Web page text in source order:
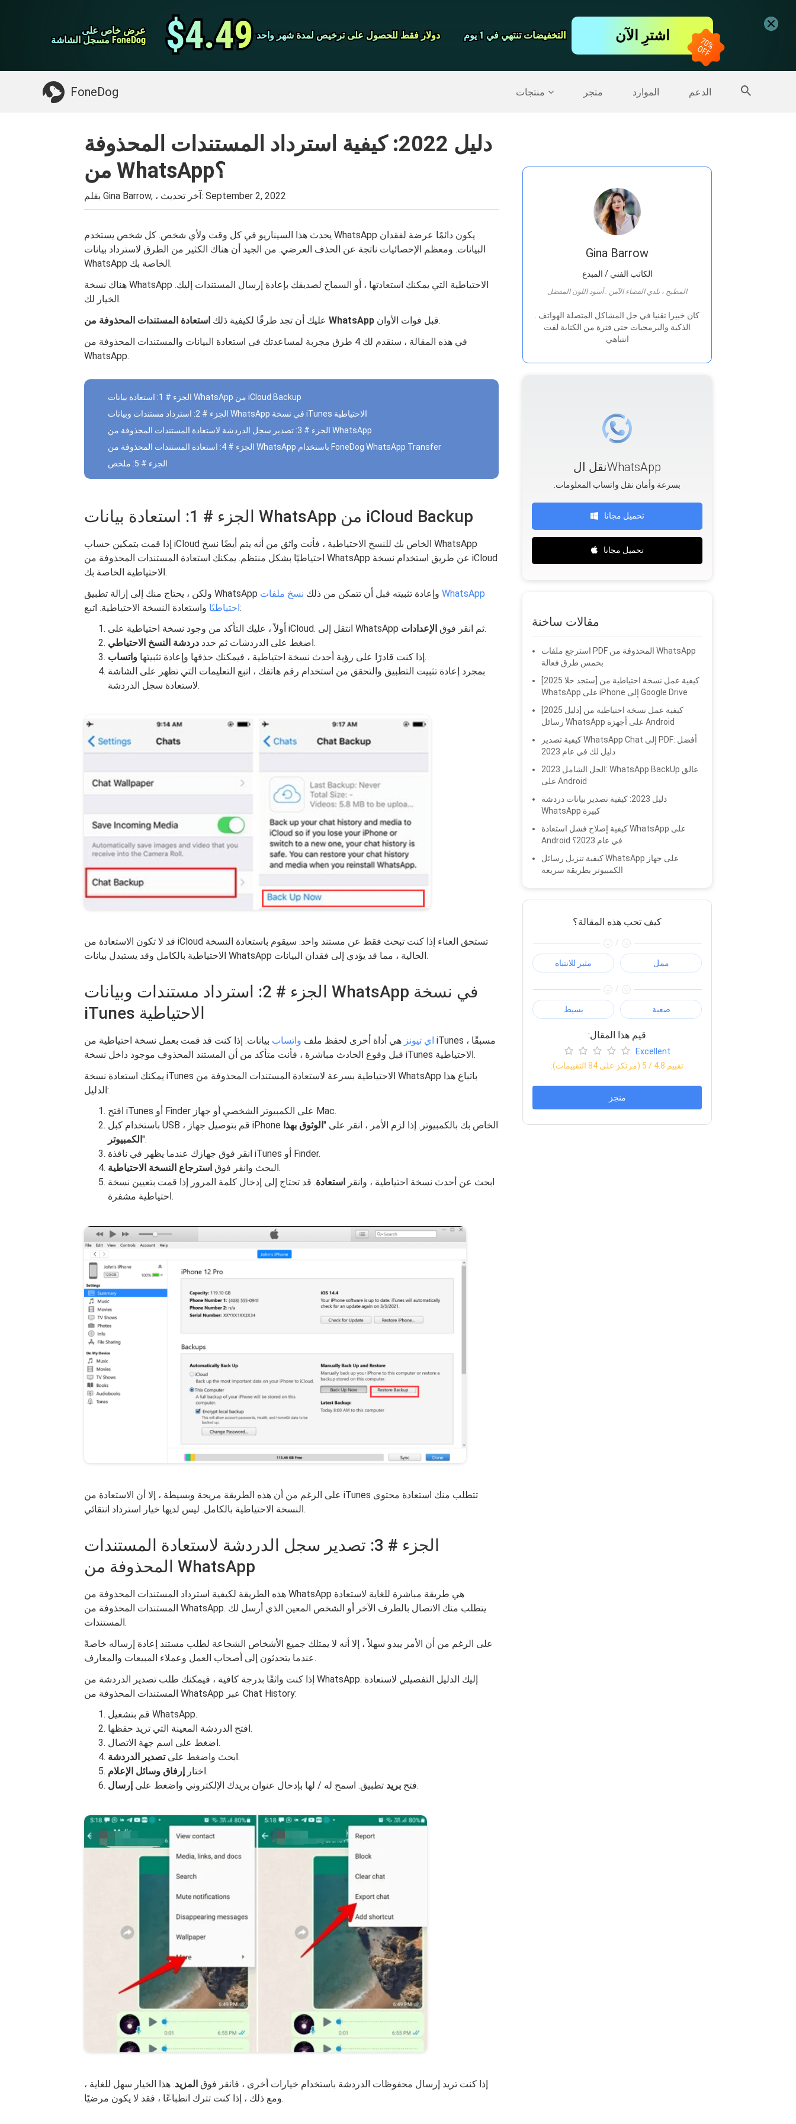
عرض خاص على
عرض خاص على
مسجل الشاشة FoneDog
مسجل الشاشة FoneDog $4.49
$4.49 دولار فقط للحصول على ترخيص لمدة شهر واحد
دولار فقط للحصول على ترخيص لمدة شهر واحد التخفيضات تنتهي في 1 يوم
التخفيضات تنتهي في 1 يوم اشترِ الآن
FoneDog منتجات متجر الموارد الدعم
اي فون منظف
شيء قد تحتاجه: المزيد من المنتجات
دليل 2022: كيفية استرداد المستندات المحذوفة
من WhatsApp؟
بقلم Gina Barrow, ، آخر تحديث: September 2, 2022
يحدث هذا السيناريو في كل وقت ولأي شخص. كل شخص يستخدم WhatsApp يكون دائمًا عرضة لفقدان
البيانات. ومعظم الإحصائيات ناتجة عن الحذف العرضي. من الجيد أن هناك الكثير من الطرق لاسترداد بيانات
WhatsApp الخاصة بك.
هناك نسخة WhatsApp الاحتياطية التي يمكنك استعادتها ، أو السماح لصديقك بإعادة إرسال المستندات إليك.
الخيار لك.
عليك أن تجد طرقًا لكيفية ذلك استعادة المستندات المحذوفة من WhatsApp
قبل فوات الأوان.
في هذه المقالة ، سنقدم لك 4 طرق مجربة لمساعدتك في استعادة البيانات والمستندات المحذوفة من
WhatsApp.
الجزء # 1: استعادة بيانات WhatsApp من iCloud Backup
الجزء # 2: استرداد مستندات وبيانات WhatsApp في نسخة iTunes الاحتياطية
الجزء # 3: تصدير سجل الدردشة لاستعادة المستندات المحذوفة من WhatsApp
الجزء # 4: استعادة المستندات المحذوفة من WhatsApp باستخدام FoneDog WhatsApp Transfer
الجزء # 5: ملخص
الجزء # 1: استعادة بيانات WhatsApp من iCloud Backup
إذا قمت بتمكين حساب iCloud الخاص بك للنسخ الاحتياطية ، فأنت واثق من أنه يتم أيضًا نسخ WhatsApp
احتياطيًا بشكل منتظم. يمكنك استعادة المستندات المحذوفة من WhatsApp عن طريق استخدام نسخة iCloud
الاحتياطية الخاصة بك.
ولكن ، يحتاج منك إلى إزالة تطبيق WhatsApp وإعادة تثبيته قبل أن تتمكن من ذلك نسخ ملفات WhatsApp
احتياطيًاواستعادة النسخة الاحتياطية. اتبع:
أولاً ، عليك التأكد من وجود نسخة احتياطية على iCloud. انتقل إلى WhatsApp ثم انقر فوق الإعدادات
.
اضغط على الدردشات ثم حدد دردشة النسخ الاحتياطي
.
إذا كنت قادرًا على رؤية أحدث نسخة احتياطية ، فيمكنك حذفها وإعادة تثبيتها واتساب
.
بمجرد إعادة تثبيت التطبيق والتحقق من استخدام رقم هاتفك ، اتبع التعليمات التي تظهر على الشاشة
لاستعادة سجل الدردشة.
قد لا تكون الاستعادة من iCloud تستحق العناء إذا كنت تبحث فقط عن مستند واحد. سيقوم باستعادة النسخة
الاحتياطية بالكامل وقد يستبدل بيانات WhatsApp الحالية ، مما قد يؤدي إلى فقدان البيانات.
الجزء # 2: استرداد مستندات وبيانات WhatsApp في نسخة
iTunes الاحتياطية
اي تيونز هي أداة أخرى لحفظ ملف واتساب بيانات. إذا كنت قد قمت بعمل نسخة احتياطية من iTunes مسبقًا ،
قبل وقوع الحادث مباشرة ، فأنت متأكد من أن المستند المحذوف موجود داخل نسخة iTunes الاحتياطية.
يمكنك استعادة نسخة iTunes الاحتياطية بسرعة لاستعادة المستندات المحذوفة من WhatsApp باتباع هذا
الدليل:
افتح iTunes أو Finder على الكمبيوتر الشخصي أو جهاز Mac.
باستخدام كبل USB ، قم بتوصيل جهاز iPhone الخاص بك بالكمبيوتر. إذا لزم الأمر ، انقر على "الوثوق بهذا
الكمبيوتر".
انقر فوق جهازك عندما يظهر في نافذة iTunes أو Finder.
البحث وانقر فوق استرجاع النسخة الاحتياطية
.
ابحث عن أحدث نسخة احتياطية ، وانقر استعادة. قد تحتاج إلى إدخال كلمة المرور إذا قمت بتعيين نسخة
احتياطية مشفرة.
على الرغم من أن هذه الطريقة مريحة وبسيطة ، إلا أن الاستعادة من iTunes تتطلب منك استعادة محتوى
النسخة الاحتياطية بالكامل. ليس لديها خيار استرداد انتقائي.
الجزء # 3: تصدير سجل الدردشة لاستعادة المستندات
المحذوفة من WhatsApp
هذه الطريقة لكيفية استرداد المستندات المحذوفة من WhatsApp هي طريقة مباشرة للغاية لاستعادة
المستندات المحذوفة من WhatsApp. يتطلب منك الاتصال بالطرف الآخر أو الشخص المعين الذي أرسل لك
المستندات.
على الرغم من أن الأمر يبدو سهلاً ، إلا أنه لا يمتلك جميع الأشخاص الشجاعة لطلب مستند إعادة إرساله خاصةً
عندما يتحدثون إلى أصحاب العمل وعملاء المبيعات والمعارف.
إذا كنت واثقًا بدرجة كافية ، فيمكنك طلب تصدير الدردشة من WhatsApp. إليك الدليل التفصيلي لاستعادة
المستندات المحذوفة من WhatsApp عبر Chat History:
قم بتشغيل WhatsApp.
افتح الدردشة المعينة التي تريد حفظها.
اضغط على اسم جهة الاتصال.
ابحث واضغط علىتصدير الدردشة
.
اختار إرفاق وسائل الإعلام
.
فتح بريد تطبيق. اسمح له / لها بإدخال عنوان بريدك الإلكتروني واضغط على إرسال .
إذا كنت تريد إرسال محفوظات الدردشة باستخدام خيارات أخرى ، فانقر فوق المزيد. هذا الخيار سهل للغاية ،
ومع ذلك ، إذا كنت تترك انطباعًا ، فقد لا يكون مرضيًا.
Gina Barrow
الكاتب الفني / المبدع
المطبخ ، بلدي الفضاء الآمن . أسود اللون المفضل
الذكية والبرمجيات حتى فترة من الكتابة لفت
انتباهي
نقل الWhatsApp
.بسرعة وأمان نقل واتساب المعلومات
تحميل مجانا
تحميل مجانا
مقالات ساخنة
استرجع ملفات PDF المحذوفة من WhatsApp
بخمس طرق فعالة
[2025 ستجد حلا] كيفية عمل نسخة احتياطية من
WhatsApp على iPhone إلى Google Drive
رسائل WhatsApp على أجهزة Android
كيفية تصدير WhatsApp Chat إلى PDF: أفضل
دليل لك في عام 2023
2023 الحل الشامل: WhatsApp BackUp عالق
على Android
دليل 2023: كيفية تصدير بيانات دردشة
WhatsApp كبيرة
كيفية إصلاح فشل استعادة WhatsApp على
Android في عام 2023؟
كيفية تنزيل رسائل WhatsApp على جهاز
الكمبيوتر بطريقة سريعة
كيف تحب هذه المقالة؟
/
مثير للانتباه ممل
/
بسيط صعبة
:قيم هذا المقال
Excellent
:تقييم 4.8 / 5 (مرتكز على 84 التقييمات)
منجز